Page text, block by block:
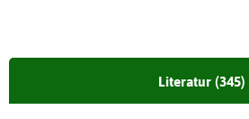
Literatur (345)